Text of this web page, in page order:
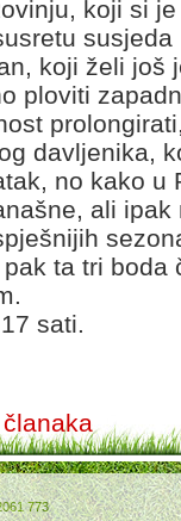
koji si
koji želi još
ploviti
davljenika,
no kako u
ali
ta tri boda
sati.
773